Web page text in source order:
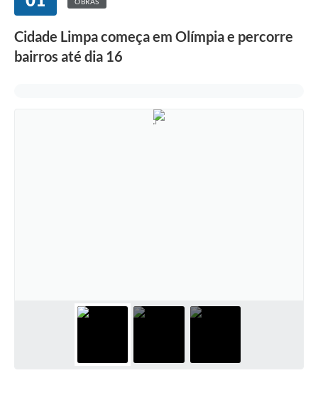
Cidade Limpa começa em Olímpia e percorre
bairros até dia 16